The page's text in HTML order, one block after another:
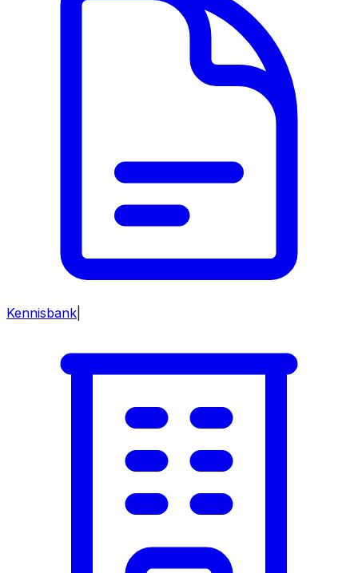
Kennisbank